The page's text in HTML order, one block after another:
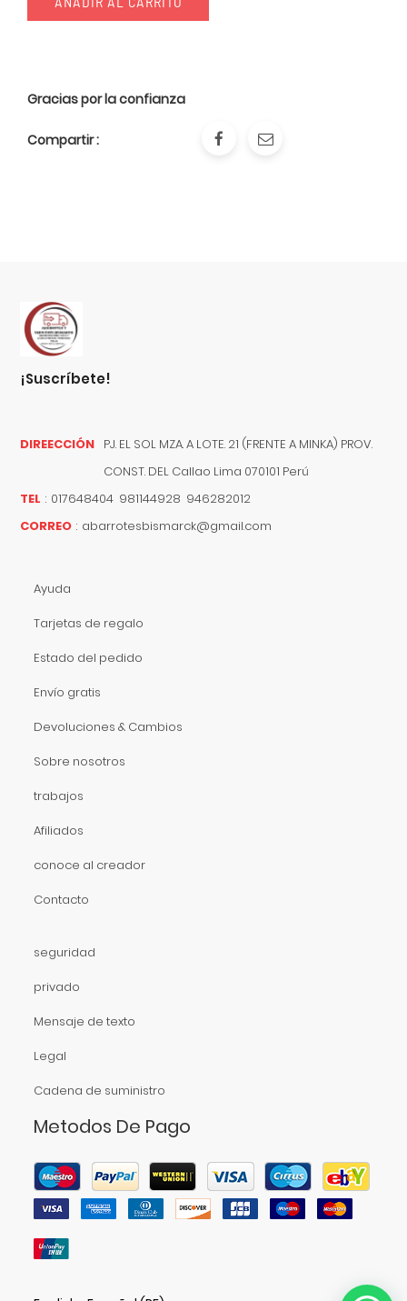
Gracias por la confianza
Compartir :
¡suscríbete!
DIREECCIÓN PJ. EL SOL MZA. A LOTE. 21 (FRENTE A MINKA) PROV.
CONST. DEL Callao Lima 070101 Perú
TEL : 017648404 981144928 946282012
CORREO : abarrotesbismarck@gmail.com
Ayuda
Tarjetas de regalo
Estado del pedido
Envío gratis
Devoluciones & Cambios
Sobre nosotros
trabajos
Afiliados
conoce al creador
Contacto
seguridad
privado
Mensaje de texto
Legal
Cadena de suministro
Metodos De Pago